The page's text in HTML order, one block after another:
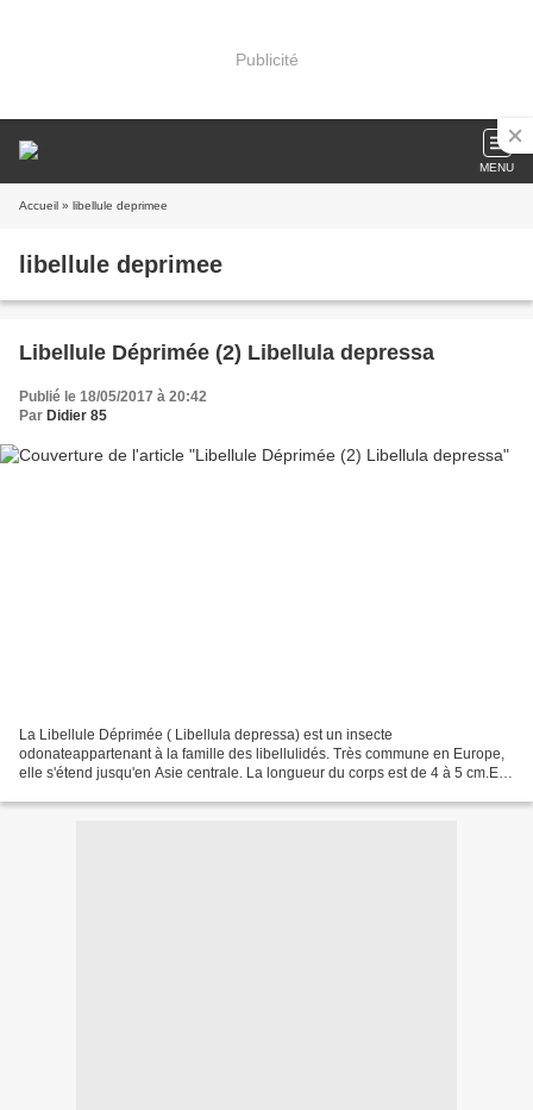
Publicité
MENU
Accueil » libellule deprimee
libellule deprimee
Libellule Déprimée (2) Libellula depressa
Publié le 18/05/2017 à 20:42
Par Didier 85
La Libellule Déprimée ( Libellula depressa) est un insecte
odonateappartenant à la famille des libellulidés. Très commune en Europe,
elle s'étend jusqu'en Asie centrale. La longueur du corps est de 4 à 5 cm.Elle